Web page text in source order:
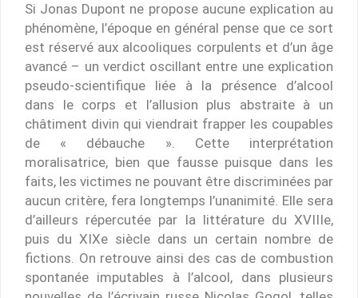
Si Jonas Dupont ne propose aucune explication au
phénomène, l’époque en général pense que ce sort
est réservé aux alcooliques corpulents et d’un âge
avancé – un verdict oscillant entre une explication
pseudo-scientifique liée à la présence d’alcool
dans le corps et l’allusion plus abstraite à un
châtiment divin qui viendrait frapper les coupables
de « débauche ». Cette interprétation
moralisatrice, bien que fausse puisque dans les
faits, les victimes ne pouvant être discriminées par
aucun critère, fera longtemps l’unanimité. Elle sera
d’ailleurs répercutée par la littérature du XVIIIe,
puis du XIXe siècle dans un certain nombre de
fictions. On retrouve ainsi des cas de combustion
spontanée imputables à l’alcool, dans plusieurs